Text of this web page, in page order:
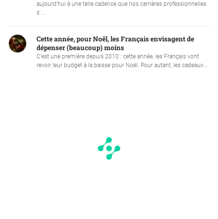
aujourd'hui à une telle cadence que nos carrières professionnelles
s'...
Cette année, pour Noël, les Français envisagent de
dépenser (beaucoup) moins
C'est une première depuis 2010 : cette année, les Français vont
revoir leur budget à la baisse pour Noël. Pour autant, les cadeaux...